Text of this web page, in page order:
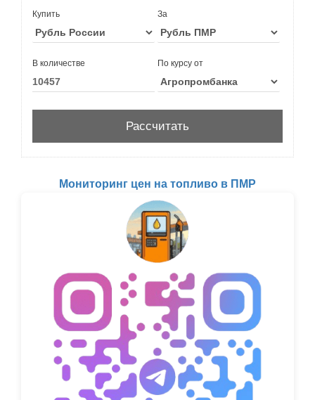
Купить За
В количестве По курсу от
Мониторинг цен на топливо в ПМР